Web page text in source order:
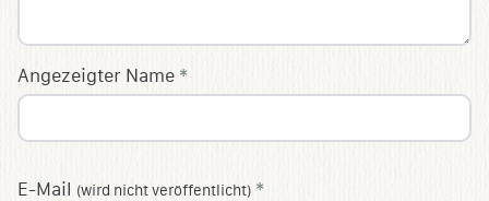
Angezeigter Name *
E-Mail (wird nicht veröffentlicht) *